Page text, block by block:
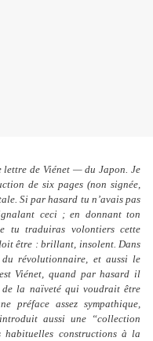
lettre de Viénet — du Japon. Je
de six pages (non signée,
Si par hasard tu n’avais pas
ceci ; en donnant ton
tu traduiras volontiers cette
être : brillant, insolent. Dans
du révolutionnaire, et aussi le
Viénet, quand par hasard il
la naïveté qui voudrait être
préface assez sympathique,
aussi une “collection
constructions à la